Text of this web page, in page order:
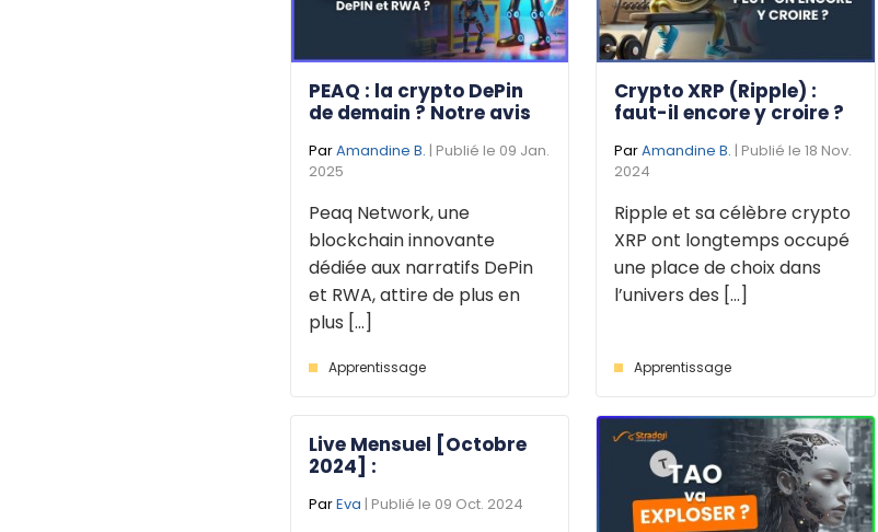
PEAQ : la crypto DePin
de demain ? Notre avis
ParAmandine B. | Publié le 09 Jan.
2025
Peaq Network, une
blockchain innovante
dédiée aux narratifs DePin
et RWA, attire de plus en
plus [...]
Apprentissage
Crypto XRP (Ripple) :
faut-il encore y croire ?
ParAmandine B. | Publié le 18 Nov.
2024
Ripple et sa célèbre crypto
XRP ont longtemps occupé
une place de choix dans
l’univers des [...]
Apprentissage
Live Mensuel [Octobre
2024] :
ParEva | Publié le 09 Oct. 2024